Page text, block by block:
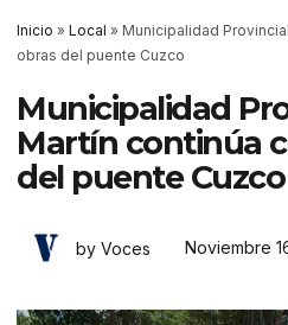
Inicio » Local » Municipalidad
obras del puente Cuzco
Municipalidad
Martín continúa
del puente Cuzco
by Voces Noviembre